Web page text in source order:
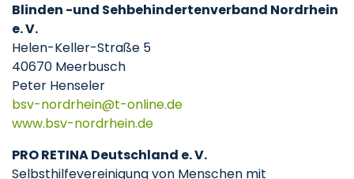
Blinden -und Sehbehindertenverband Nordrhein
e. V.
Helen-Keller-Straße 5
40670 Meerbusch
Peter Henseler
bsv-nordrhein@t-online.de
www.bsv-nordrhein.de
PRO RETINA Deutschland e. V.
Selbsthilfevereinigung von Menschen mit